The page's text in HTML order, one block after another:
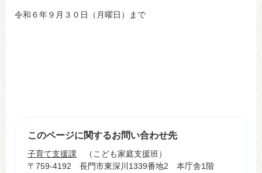
令和６年９月３０日（月曜日）まで
このページに関するお問い合わせ先
子育て支援課
こども家庭支援班
〒759-4192
長門市東深川1339番地2 本庁舎1階